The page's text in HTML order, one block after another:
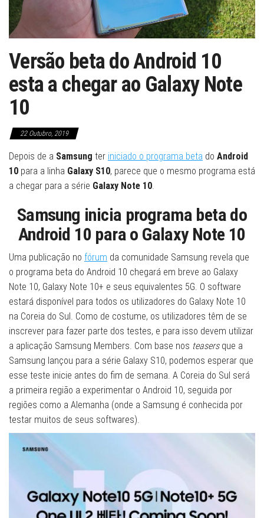
Versão beta do Android 10
esta a chegar ao Galaxy Note
10
22 Outubro, 2019
Depois de a Samsung ter iniciado o programa beta do Android
10 para a linha Galaxy S10, parece que o mesmo programa está
a chegar para a série Galaxy Note 10
Samsung inicia programa beta do
Android 10 para o Galaxy Note 10
Uma publicação no fórum da comunidade Samsung revela que
o programa beta do Android 10 chegará em breve ao Galaxy
Note 10, Galaxy Note 10+ e seus equivalentes 5G. O software
estará disponível para todos os utilizadores do Galaxy Note 10
na Coreia do Sul. Como de costume, os utilizadores têm de se
inscrever para fazer parte dos testes, e para isso devem utilizar
a aplicação Samsung Members. Com base nos teasersque a
Samsung lançou para a série Galaxy S10, podemos esperar que
esse teste inicie antes do fim de semana. A Coreia do Sul será
a primeira região a experimentar o Android 10, seguida por
regiões como a Alemanha (onde a Samsung é conhecida por
testar muitos de seus softwares).